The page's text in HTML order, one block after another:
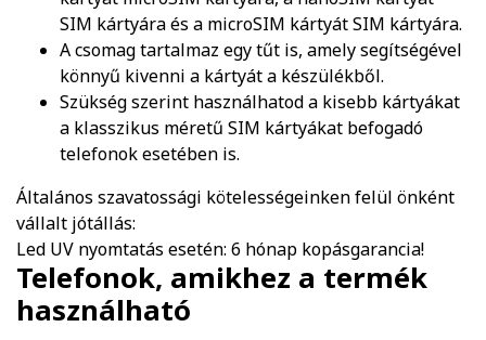
SIM kártyára és a microSIM kártyát SIM kártyára.
A csomag tartalmaz egy tűt is, amely segítségével
könnyű kivenni a kártyát a készülékből.
Szükség szerint használhatod a kisebb kártyákat
a klasszikus méretű SIM kártyákat befogadó
telefonok esetében is.
Általános szavatossági kötelességeinken felül önként
vállalt jótállás:
Led UV nyomtatás esetén: 6 hónap kopásgarancia!
Telefonok, amikhez a termék
használható